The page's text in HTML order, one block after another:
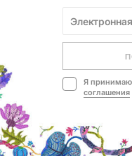
Я принимаю
соглашения